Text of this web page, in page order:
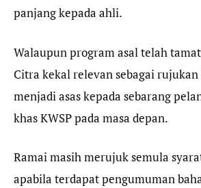
panjang kepada ahli.
Walaupun program asal telah
Citra kekal relevan sebagai
menjadi asas kepada sebarang
khas KWSP pada masa depan.
Ramai masih merujuk semula
apabila terdapat pengumuman